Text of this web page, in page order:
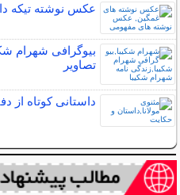
عکس نوشته تیکه
بیوگرافی شهرام
تصاویر
داستانی کوتاه از